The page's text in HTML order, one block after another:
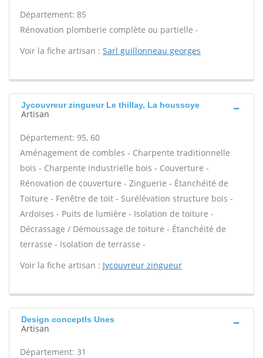
Département: 85
Rénovation plomberie complète ou partielle -
Voir la fiche artisan : Sarl guillonneau georges
Jycouvreur zingueur Le thillay, La houssoye
Artisan
Département: 95, 60
Aménagement de combles - Charpente traditionnelle
bois - Charpente industrielle bois - Couverture -
Rénovation de couverture - Zinguerie - Étanchéité de
Toiture - Fenêtre de toit - Surélévation structure bois -
Ardoises - Puits de lumière - Isolation de toiture -
Décrassage / Démoussage de toiture - Étanchéité de
terrasse - Isolation de terrasse -
Voir la fiche artisan : Jycouvreur zingueur
Design conceptls Unes
Artisan
Département: 31